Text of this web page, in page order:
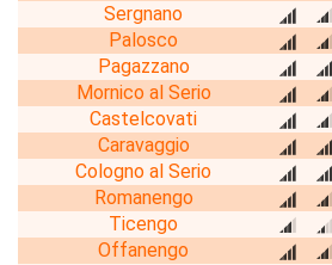
Sergnano
Palosco
Pagazzano
Mornico al Serio
Castelcovati
Caravaggio
Cologno al Serio
Romanengo
Ticengo
Offanengo